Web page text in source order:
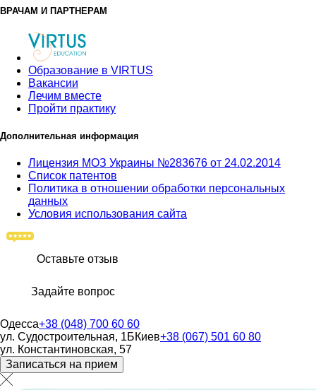
ВРАЧАМ И ПАРТНЕРАМ
Образование в VIRTUS
Вакансии
Лечим вместе
Пройти практику
Дополнительная информация
Лицензия МОЗ Украины №283676 от 24.02.2014
Список патентов
Политика в отношении обработки персональных
данных
Условия использования сайта
Оставьте отзыв
Задайте вопрос
Одесса+38 (048) 700 60 60
ул. Судостроительная, 1БКиев+38 (067) 501 60 80
ул. Константиновская, 57
Записаться на прием